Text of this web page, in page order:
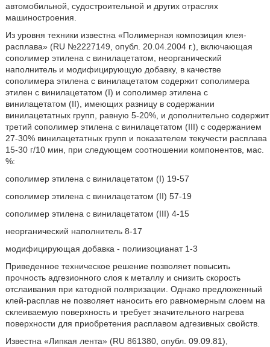
автомобильной, судостроительной и других отраслях
машиностроения.
Из уровня техники известна «Полимерная композиция клея-
расплава» (RU №2227149, опубл. 20.04.2004 г.), включающая
сополимер этилена с винилацетатом, неорганический
наполнитель и модифицирующую добавку, в качестве
сополимера этилена с винилацетатом содержит сополимера
этилен с винилацетатом (I) и сополимер этилена с
винилацетатом (II), имеющих разницу в содержании
винилацетатных групп, равную 5-20%, и дополнительно содержит
третий сополимер этилена с винилацетатом (III) с содержанием
27-30% винилацетатных групп и показателем текучести расплава
15-30 г/10 мин, при следующем соотношении компонентов, мас.
%:
сополимер этилена с винилацетатом (I) 19-57
сополимер этилена с винилацетатом (II) 57-19
сополимер этилена с винилацетатом (III) 4-15
неорганический наполнитель 8-17
модифицирующая добавка - полиизоцианат 1-3
Приведенное техническое решение позволяет повысить
прочность адгезионного слоя к металлу и снизить скорость
отслаивания при катодной поляризации. Однако предложенный
клей-расплав не позволяет наносить его равномерным слоем на
склеиваемую поверхность и требует значительного нагрева
поверхности для приобретения расплавом адгезивных свойств.
Известна «Липкая лента» (RU 861380, опубл. 09.09.81),